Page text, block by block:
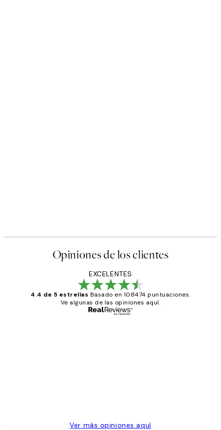
Opiniones de los clientes
EXCELENTES
4.4 de 5 estrellas Basado en 108474 puntuaciones.
Ve algunas de las opiniones aquí.
Ver más opiniones aquí